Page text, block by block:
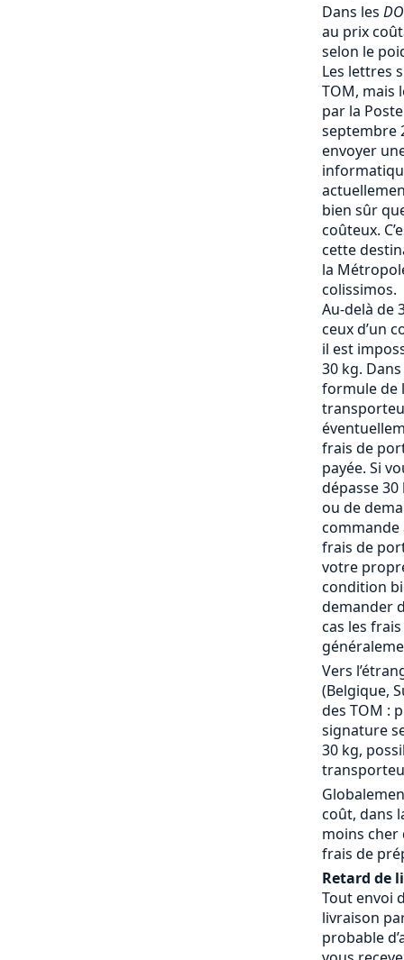
Dans les
au prix
selon le
Les lettres
TOM, mais
par la
septembre
envoyer
bien sûr
coûteux.
cette
la
colissimos.
Au-delà de
ceux d’un
il est
30 kg.
formule de
frais de
payée. Si
dépasse
ou de
commande
frais de
votre
condition
demander
cas les
Vers
(Belgique,
des TOM :
signature
30 kg,
coût, dans
moins cher
frais de
Retard de
Tout envoi
livraison
probable